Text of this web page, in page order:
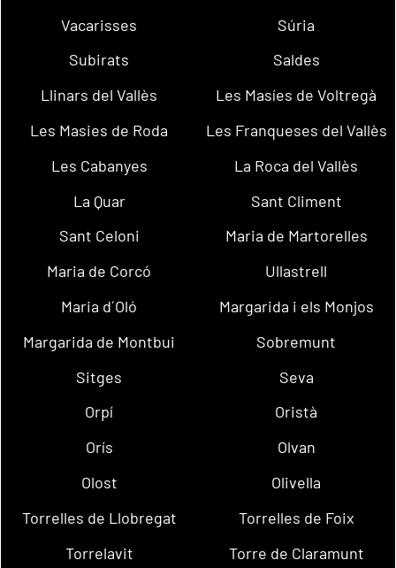
Vacarisses
Súria
Subirats
Saldes
Llinars del Vallès
Les Masíes de Voltregà
Les Masies de Roda
Les Franqueses del Vallès
Les Cabanyes
La Roca del Vallès
La Quar
Sant Climent
Sant Celoni
Maria de Martorelles
Maria de Corcó
Ullastrell
Maria d´Oló
Margarida i els Monjos
Margarida de Montbui
Sobremunt
Sitges
Seva
Orpí
Oristà
Orís
Olvan
Olost
Olivella
Torrelles de Llobregat
Torrelles de Foix
Torrelavit
Torre de Claramunt